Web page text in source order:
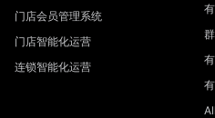
门店会员管理系统
门店智能化运营
连锁智能化运营